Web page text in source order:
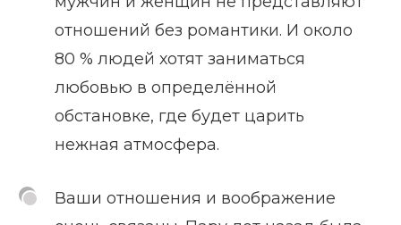
отношений без романтики. И около
80 % людей хотят заниматься
любовью в определённой
обстановке, где будет царить
нежная атмосфера.
Ваши отношения и воображение